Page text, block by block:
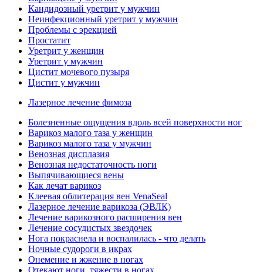
Кандидозный уретрит у мужчин
Неинфекционный уретрит у мужчин
Проблемы с эрекцией
Простатит
Уретрит у женщин
Уретрит у мужчин
Цистит мочевого пузыря
Цистит у мужчин
Лазерное лечение фимоза
Болезненные ощущения вдоль всей поверхности ног
Варикоз малого таза у женщин
Варикоз малого таза у мужчин
Венозная дисплазия
Венозная недостаточность ноги
Выпячивающиеся вены
Как лечат варикоз
Клеевая облитерация вен VenaSeal
Лазерное лечение варикоза (ЭВЛК)
Лечение варикозного расширения вен
Лечение сосудистых звездочек
Нога покраснела и воспалилась - что делать
Ночные судороги в икрах
Онемение и жжение в ногах
Отекают ноги, тяжести в ногах